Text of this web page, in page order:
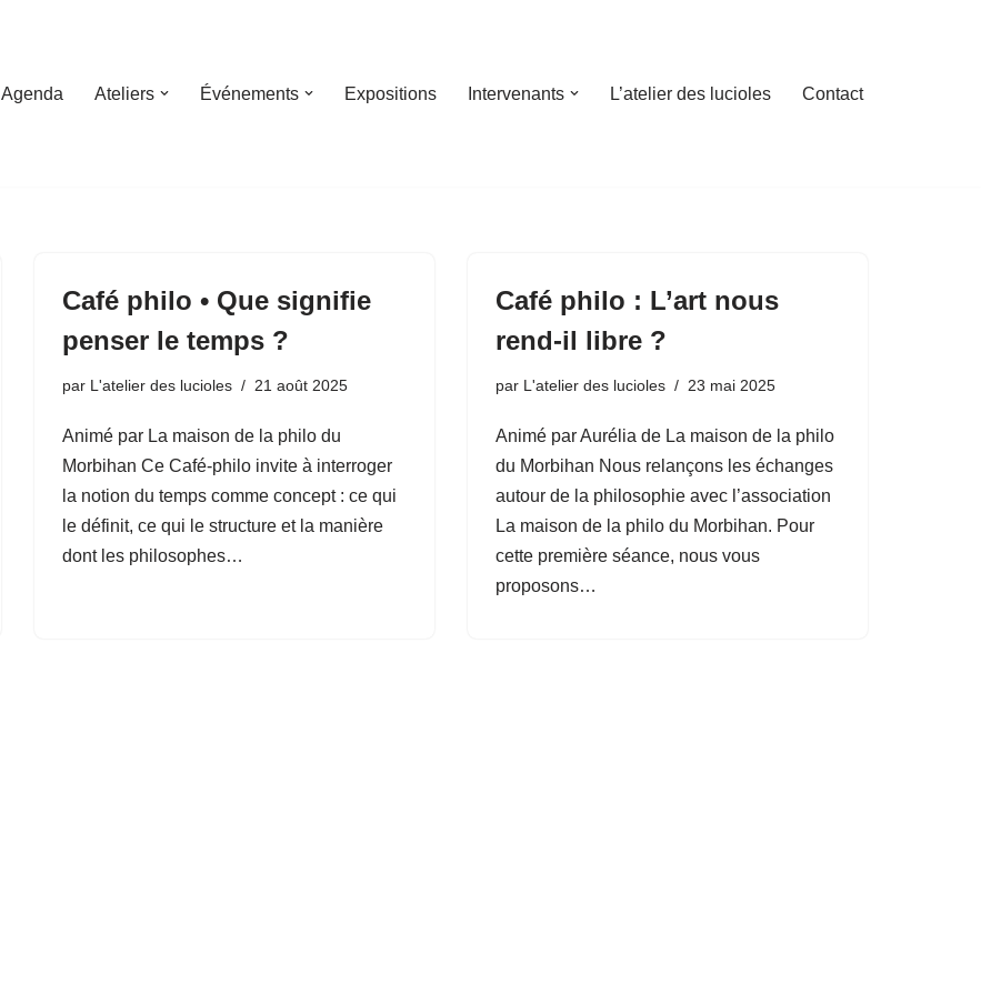
Agenda Ateliers Événements Expositions Intervenants L’atelier des lucioles Contact
Café philo • Que signifie
penser le temps ?
par L'atelier des lucioles 21 août 2025
Animé par La maison de la philo du
Morbihan Ce Café-philo invite à interroger
la notion du temps comme concept : ce qui
le définit, ce qui le structure et la manière
dont les philosophes…
Café philo : L’art nous
rend-il libre ?
par L'atelier des lucioles 23 mai 2025
Animé par Aurélia de La maison de la philo
du Morbihan Nous relançons les échanges
autour de la philosophie avec l’association
La maison de la philo du Morbihan. Pour
cette première séance, nous vous
proposons…